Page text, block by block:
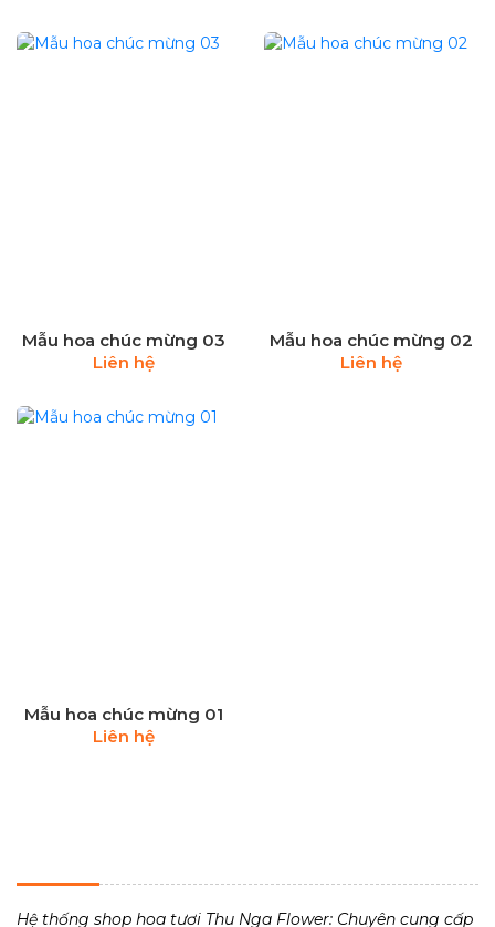
Mẫu hoa chúc mừng 03
Liên hệ
Mẫu hoa chúc mừng 02
Liên hệ
Mẫu hoa chúc mừng 01
Liên hệ
Hệ thống shop hoa tươi Thu Nga Flower: Chuyên cung cấp